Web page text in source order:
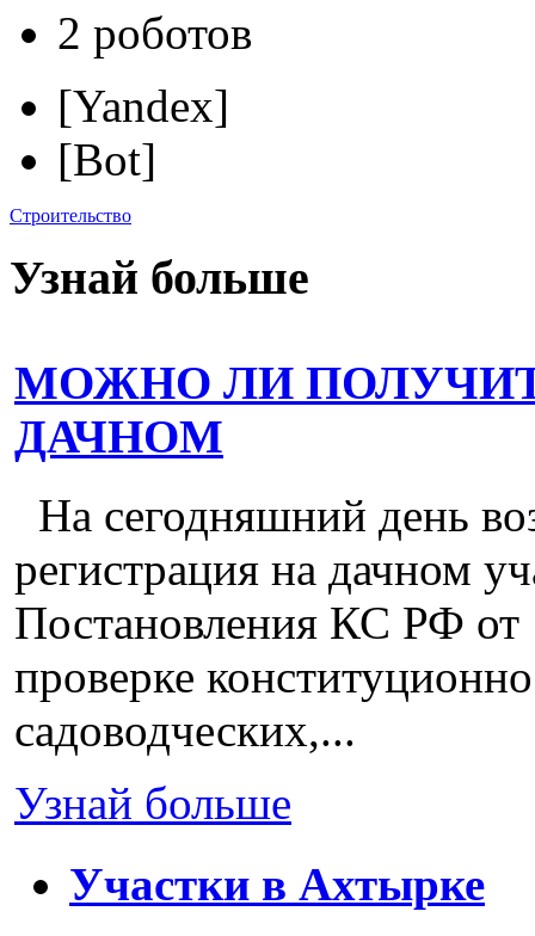
2 роботов
[Yandex]
[Bot]
Строительство
Узнай больше
МОЖНО ЛИ
ДАЧНОМ
На сегодняшний день
регистрация на дачном
Постановления КС РФ
проверке
садоводческих,...
Узнай больше
Участки в Ахтырке